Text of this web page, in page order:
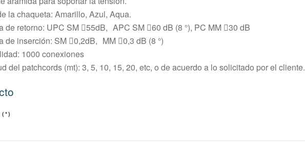
la chaqueta: Amarillo, Azul, Aqua.
de retorno: UPC SM 55dB, APC SM 60 dB (8 °), PC MM 30 dB
de inserción: SM 0,2dB, MM 0,3 dB (8 °)
1000 conexiones
del patchcords (mt): 3, 5, 10, 15, 20, etc, o de acuerdo a lo solicitado por el cliente.
(*)